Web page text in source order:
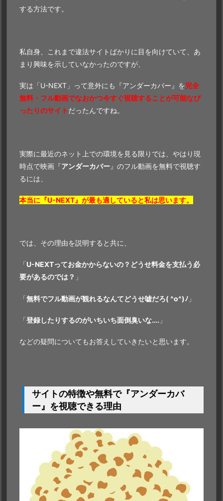
する方法です。
私自身、これまで違法サイトばかりに目を向けていて、あ
まり興味を示していなかったのですが、
実は「U-NEXT」って意外にも『アンダーカバー』を完全
無料・フル動画でなおかつ今すぐ視聴することが可能なぴ
ったりのサイト だったんですね。
実際に最近のネット上での環境を見る限りでは、やはり現
時点で映画『アンダーカバー』のフル動画を無料で視聴す
るには、
本当に『U-NEXT』が最も適していると私は思います。
では、その理由を説明すると共に、
「 U-NEXTってお金かからないの？どうせ料金を支払う必
要があるのでは？ 」
「無料でフル動画が観れるなんてどうせ嘘だろ( ^o^)ﾉ 」
「登録したりするのがいちいち面倒臭いな…. 」
などの疑問についてもお答えしていきたいと思います。
サイトの特徴や無料で『アンダーカバ
ー』を視聴できる理由